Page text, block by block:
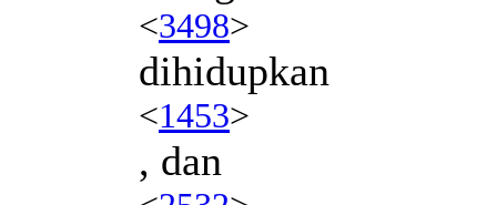
<3498>
dihidupkan
<1453>
, dan